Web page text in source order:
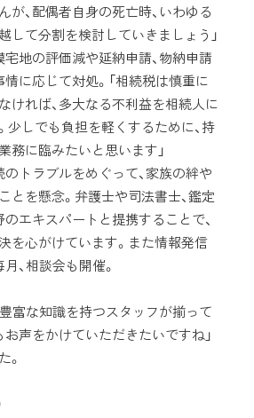
が、配偶者自身の死亡時、いわゆる
して分割を検討していきましょう」
地の評価減や延納申請、物納申請
情に応じて対処。「相続税は慎重に
ければ、多大なる不利益を相続人に
少しでも負担を軽くするために、持
務に臨みたいと思います」
トラブルをめぐって、家族の絆や
とを懸念。弁護士や司法書士、鑑定
のエキスパートと提携することで、
を心がけています。また情報発信
、相談会も開催。
富な知識を持つスタッフが揃って
お声をかけていただきたいですね」
。